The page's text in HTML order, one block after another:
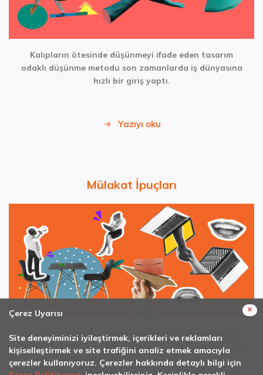
Kalıpların ötesinde düşünmeyi ifade eden tasarım
odaklı düşünme metodu son zamanlarda iş dünyasına
hızlı bir giriş yaptı.
Yazıyı oku
Mülakat İpuçları
Günümüzde işe alım süreçleri hızla dijitalleşiyor ve yüz
yüze gerçekleşen mülakatlar yerini online mülakatlara
bırakıyor. Hem yüz yüze hem de online
Çerez Uyarısı
Site deneyiminizi iyileştirmek, içerikleri ve reklamları
kişiselleştirmek ve site trafiğini analiz etmek amacıyla
çerezler kullanıyoruz. Çerezler hakkında detaylı bilgi için
×